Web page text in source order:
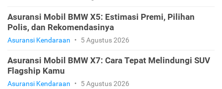
Asuransi Mobil BMW X5: Estimasi Premi, Pilihan
Polis, dan Rekomendasinya
Asuransi Kendaraan • 5 Agustus 2026
Asuransi Mobil BMW X7: Cara Tepat Melindungi SUV
Flagship Kamu
Asuransi Kendaraan • 5 Agustus 2026